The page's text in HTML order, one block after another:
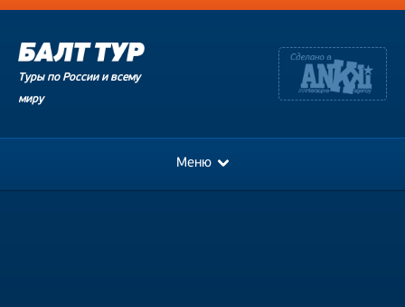
Туры по России и всему
миру
Меню